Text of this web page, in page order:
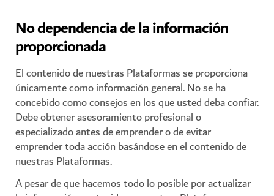
No dependencia de la información
proporcionada
El contenido de nuestras Plataformas se proporciona
únicamente como información general. No se ha
concebido como consejos en los que usted deba confiar.
Debe obtener asesoramiento profesional o
especializado antes de emprender o de evitar
emprender toda acción basándose en el contenido de
nuestras Plataformas.
A pesar de que hacemos todo lo posible por actualizar